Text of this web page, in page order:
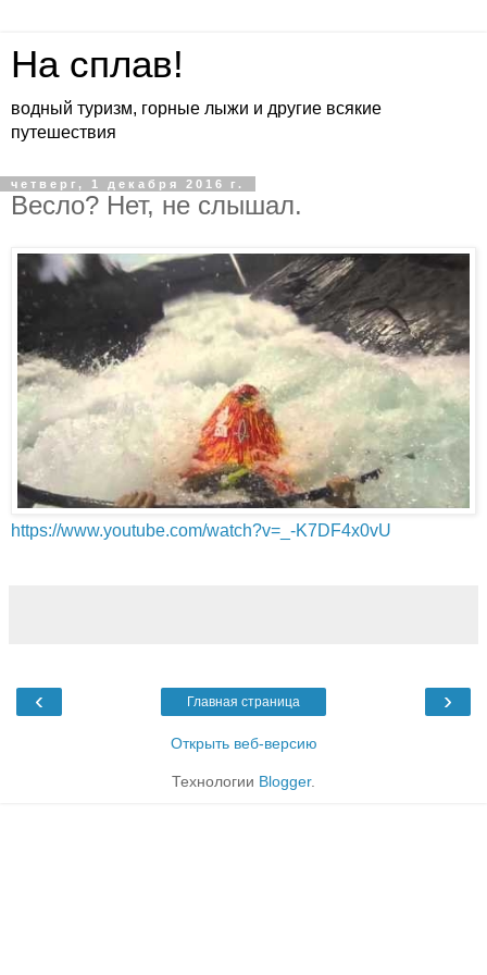
На сплав!
водный туризм, горные лыжи и другие всякие
путешествия
четверг, 1 декабря 2016 г.
Весло? Нет, не слышал.
https://www.youtube.com/watch?v=_-K7DF4x0vU
‹ ›
Главная страница
Открыть веб-версию
Технологии Blogger.